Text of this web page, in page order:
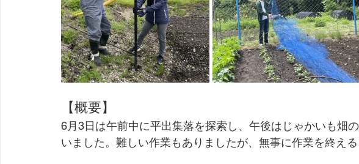
【概要】
6月3日は午前中に平出集落を探索し、午後はじゃかいも畑
いました。難しい作業もありましたが、無事に作業を終える